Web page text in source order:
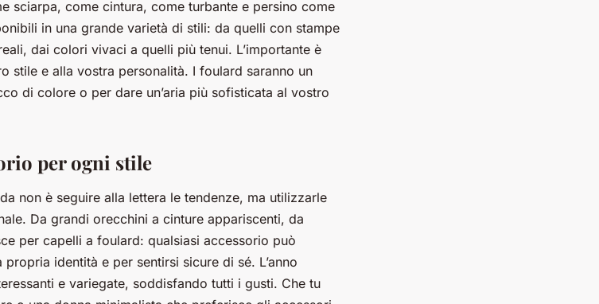
sciarpa, come cintura, come turbante e persino come
in una grande varietà di stili: da quelli con stampe
dai colori vivaci a quelli più tenui. L’importante è
stile e alla vostra personalità. I foulard saranno un
di colore o per dare un’aria più sofisticata al vostro
per ogni stile
non è seguire alla lettera le tendenze, ma utilizzarle
Da grandi orecchini a cinture appariscenti, da
per capelli a foulard: qualsiasi accessorio può
identità e per sentirsi sicure di sé. L’anno
e variegate, soddisfando tutti i gusti. Che tu